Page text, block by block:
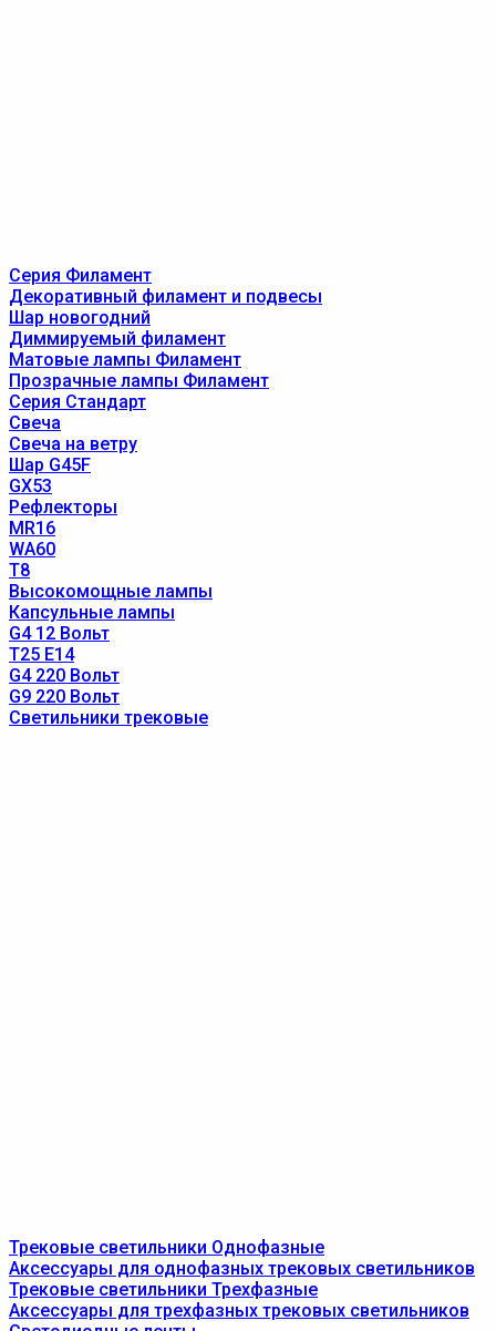
Серия Филамент
Декоративный филамент и подвесы
Шар новогодний
Диммируемый филамент
Матовые лампы Филамент
Прозрачные лампы Филамент
Серия Стандарт
Свеча
Свеча на ветру
Шар G45F
GX53
Рефлекторы
MR16
WA60
T8
Высокомощные лампы
Капсульные лампы
G4 12 Вольт
T25 E14
G4 220 Вольт
G9 220 Вольт
Светильники трековые
Трековые светильники Однофазные
Аксессуары для однофазных трековых светильников
Трековые светильники Трехфазные
Аксессуары для трехфазных трековых светильников